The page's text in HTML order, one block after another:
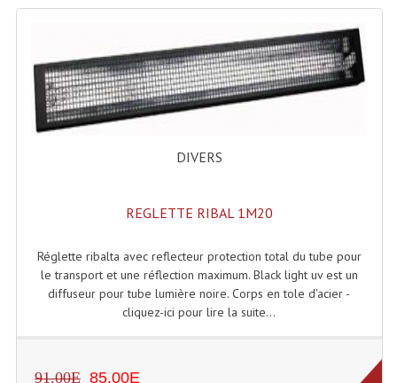
Lecteurs Cd À Plats Lecteur MP3
Lecteurs Double Cd Mixage Intégrée
Lecteurs Double Cd MP3
Digital Package Et Logiciel
Enregistreur Numérique
Platines Dvd Pour Dj
DIVERS
REGLETTE RIBAL 1M20
Réglette ribalta avec reflecteur protection total du tube pour
le transport et une réflection maximum. Black light uv est un
diffuseur pour tube lumière noire. Corps en tole d'acier -
cliquez-ici pour lire la suite...
91.00E 85.00E